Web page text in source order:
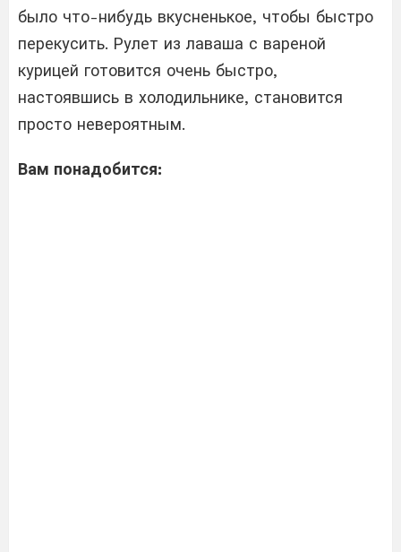
было что-нибудь вкусненькое, чтобы быстро
перекусить. Рулет из лаваша с вареной
курицей готовится очень быстро,
настоявшись в холодильнике, становится
просто невероятным.
Вам понадобится: